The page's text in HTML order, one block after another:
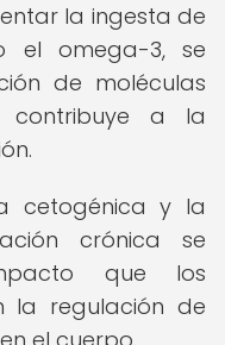
la ingesta de
el omega-3, se
de moléculas
contribuye a la
cetogénica y la
crónica se
que los
la regulación de